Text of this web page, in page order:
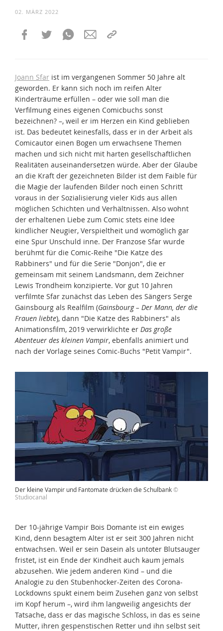
02. MÄRZ 2022
Joann Sfar ist im vergangenen Sommer 50 Jahre alt
geworden. Er kann sich noch im reifen Alter
Kinderträume erfüllen – oder wie soll man die
Verfilmung eines eigenen Comicbuchs sonst
bezeichnen? –, weil er im Herzen ein Kind geblieben
ist. Das bedeutet keinesfalls, dass er in der Arbeit als
Comicautor einen Bogen um erwachsene Themen
machen und sich nicht mit harten gesellschaftlichen
Realitäten auseinandersetzen würde. Aber der Glaube
an die Kraft der gezeichneten Bilder ist dem Faible für
die Magie der laufenden Bilder noch einen Schritt
voraus in der Sozialisierung vieler Kids aus allen
möglichen Schichten und Verhältnissen. Also wohnt
der erhaltenen Liebe zum Comic stets eine Idee
kindlicher Neugier, Verspieltheit und womöglich gar
eine Spur Unschuld inne. Der Franzose Sfar wurde
berühmt für die Comic-Reihe "Die Katze des
Rabbiners" und für die Serie "Donjon", die er
gemeinsam mit seinem Landsmann, dem Zeichner
Lewis Trondheim konzipierte. Vor gut 10 Jahren
verfilmte Sfar zunächst das Leben des Sängers Serge
Gainsbourg als Realfilm (Gainsbourg – Der Mann, der die
Frauen liebte), dann "Die Katze des Rabbiners" als
Animationsfilm, 2019 verwirklichte er Das große
Abenteuer des kleinen Vampir, ebenfalls animiert und
nach der Vorlage seines Comic-Buchs "Petit Vampir".
Der kleine Vampir und Fantomate drücken die Schulbank©
Studiocanal
Der 10-jährige Vampir Bois Domante ist ein ewiges
Kind, denn besagtem Alter ist er seit 300 Jahren nicht
entwachsen. Weil er sein Dasein als untoter Blutsauger
fristet, ist ein Ende der Kindheit auch kaum jemals
abzusehen. Wie jedem anderen Kind – und die
Analogie zu den Stubenhocker-Zeiten des Corona-
Lockdowns spukt einem beim Zusehen ganz von selbst
im Kopf herum –, wird ihm langweilig angesichts der
Tatsache, dass er das magische Schloss, in das es seine
Mutter, ihren gespenstischen Retter und ihn selbst seit